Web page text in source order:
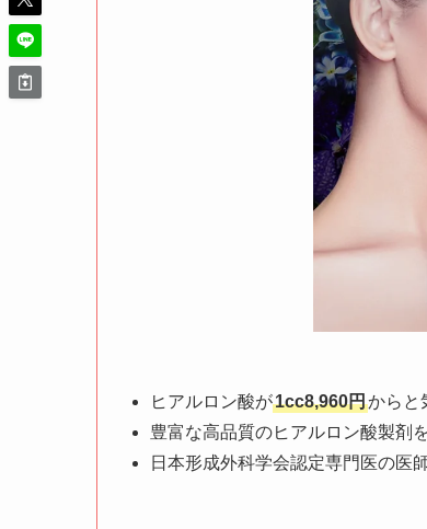
ヒアルロン酸が1cc8,960円からと
豊富な高品質のヒアルロン酸製剤
日本形成外科学会認定専門医の医